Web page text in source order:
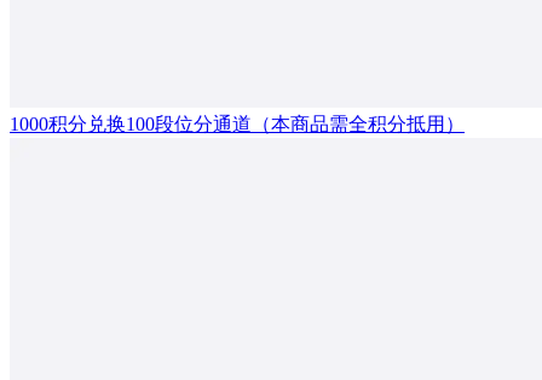
1000积分兑换100段位分通道（本商品需全积分抵用）